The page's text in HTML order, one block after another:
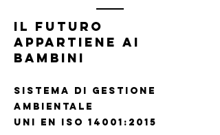
IL FUTURO
APPARTIENE AI
BAMBINI
Sistema di Gestione
Ambientale
UNI EN ISO 14001:2015